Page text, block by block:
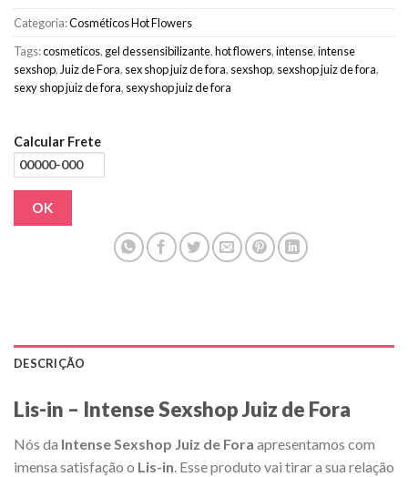
Categoria:Cosméticos Hot Flowers
Tags:cosmeticos, gel dessensibilizante,hot flowers,intense,intense
sexshop, Juiz de Fora, sex shop juiz de fora, sexshop, sexshop juiz de fora,
sexy shop juiz de fora, sexyshop juiz de fora
Calcular Frete
OK
DESCRIÇÃO
Lis-in – Intense Sexshop Juiz de Fora
Nós da Intense Sexshop Juiz de Fora apresentamos com
imensa satisfação o Lis-in. Esse produto vai tirar a sua relação